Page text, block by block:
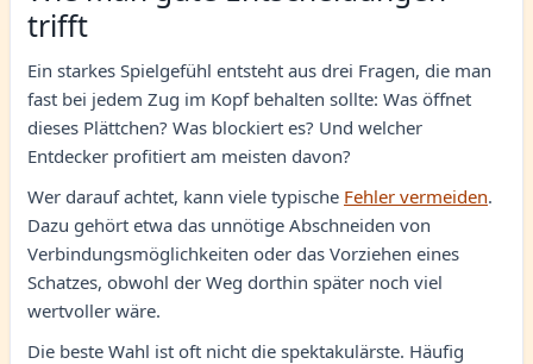
trifft
Ein starkes Spielgefühl entsteht aus drei Fragen, die man
fast bei jedem Zug im Kopf behalten sollte: Was öffnet
dieses Plättchen? Was blockiert es? Und welcher
Entdecker profitiert am meisten davon?
Wer darauf achtet, kann viele typische Fehler vermeiden.
Dazu gehört etwa das unnötige Abschneiden von
Verbindungsmöglichkeiten oder das Vorziehen eines
Schatzes, obwohl der Weg dorthin später noch viel
wertvoller wäre.
Die beste Wahl ist oft nicht die spektakulärste. Häufig